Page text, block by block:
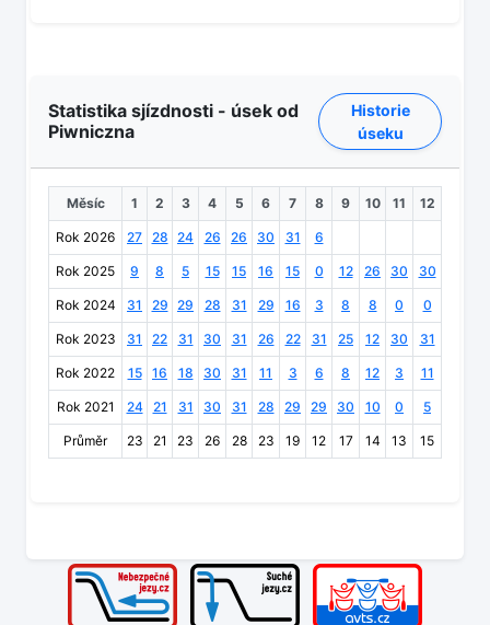
Statistika sjízdnosti - úsek od
Piwniczna
Historie
úseku
Měsíc 1 2 3 4 5 6 7 8 9 10 11 12
Rok 2026 27 28 24 26 26 30 31 6
Rok 2025 9 8 5 15 15 16 15 0 12 26 30 30
Rok 2024 31 29 29 28 31 29 16 3 8 8 0 0
Rok 2023 31 22 31 30 31 26 22 31 25 12 30 31
Rok 2022 15 16 18 30 31 11 3 6 8 12 3 11
Rok 2021 24 21 31 30 31 28 29 29 30 10 0 5
Průměr 23 21 23 26 28 23 19 12 17 14 13 15